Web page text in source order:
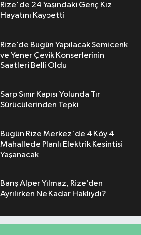
Rize'de 24 Yaşındaki Genç Kız
Hayatını Kaybetti
Rize’de Bugün Yapılacak Semicenk
ve Yener Çevik Konserlerinin
Saatleri Belli Oldu
Sarp Sınır Kapısı Yolunda Tır
Sürücülerinden Tepki
Bugün Rize Merkez'de 4 Köy 4
Mahallede Planlı Elektrik Kesintisi
Yaşanacak
Barış Alper Yılmaz, Rize’den
Ayrılırken Ne Kadar Haklıydı?